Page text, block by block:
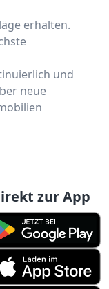
erhalten.
und
neue
zur App